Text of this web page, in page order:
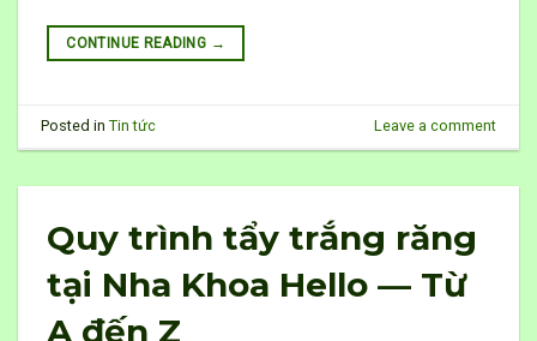
CONTINUE READING →
Posted inTin tức Leave a comment
Quy trình tẩy trắng răng
tại Nha Khoa Hello — Từ
A đến Z